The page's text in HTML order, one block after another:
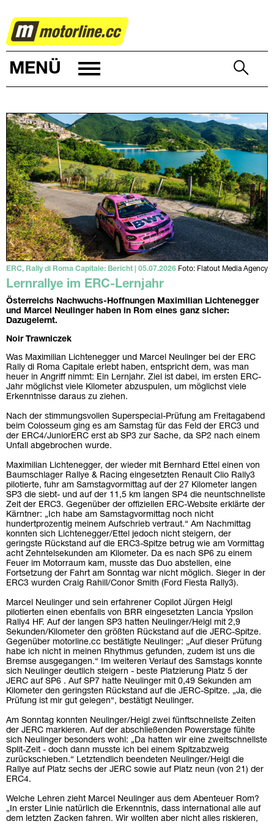
RALLYE
MENÜ
Foto: Flatout Media Agency
ERC, Rally di Roma Capitale: Bericht | 05.07.2026
Lernrallye im ERC-Lernjahr
Österreichs Nachwuchs-Hoffnungen Maximilian Lichtenegger
und Marcel Neulinger haben in Rom eines ganz sicher:
Dazugelernt.
Noir Trawniczek
Was Maximilian Lichtenegger und Marcel Neulinger bei der ERC
Rally di Roma Capitale erlebt haben, entspricht dem, was man
heuer in Angriff nimmt: Ein Lernjahr. Ziel ist dabei, im ersten ERC-
Jahr möglichst viele Kilometer abzuspulen, um möglichst viele
Erkenntnisse daraus zu ziehen.
Nach der stimmungsvollen Superspecial-Prüfung am Freitagabend
beim Colosseum ging es am Samstag für das Feld der ERC3 und
der ERC4/JuniorERC erst ab SP3 zur Sache, da SP2 nach einem
Unfall abgebrochen wurde.
Maximilian Lichtenegger, der wieder mit Bernhard Ettel einen von
Baumschlager Rallye & Racing eingesetzten Renault Clio Rally3
pilotierte, fuhr am Samstagvormittag auf der 27 Kilometer langen
SP3 die siebt- und auf der 11,5 km langen SP4 die neuntschnellste
Zeit der ERC3. Gegenüber der offiziellen ERC-Website erklärte der
Kärntner: „Ich habe am Samstagvormittag noch nicht
hundertprozentig meinem Aufschrieb vertraut.“ Am Nachmittag
konnten sich Lichtenegger/Ettel jedoch nicht steigern, der
geringste Rückstand auf die ERC3-Spitze betrug wie am Vormittag
acht Zehntelsekunden am Kilometer. Da es nach SP6 zu einem
Feuer im Motorraum kam, musste das Duo abstellen, eine
Fortsetzung der Fahrt am Sonntag war nicht möglich. Sieger in der
ERC3 wurden Craig Rahill/Conor Smith (Ford Fiesta Rally3).
Marcel Neulinger und sein erfahrener Copilot Jürgen Heigl
pilotierten einen ebenfalls von BRR eingesetzten Lancia Ypsilon
Rally4 HF. Auf der langen SP3 hatten Neulinger/Heigl mit 2,9
Sekunden/Kilometer den größten Rückstand auf die JERC-Spitze.
Gegenüber motorline.cc bestätigte Neulinger: „Auf dieser Prüfung
habe ich nicht in meinen Rhythmus gefunden, zudem ist uns die
Bremse ausgegangen.“ Im weiteren Verlauf des Samstags konnte
sich Neulinger deutlich steigern - beste Platzierung Platz 5 der
JERC auf SP6 . Auf SP7 hatte Neulinger mit 0,49 Sekunden am
Kilometer den geringsten Rückstand auf die JERC-Spitze. „Ja, die
Prüfung ist mir gut gelegen“, bestätigt Neulinger.
Am Sonntag konnten Neulinger/Heigl zwei fünftschnellste Zeiten
der JERC markieren. Auf der abschließenden Powerstage fühlte
sich Neulinger besonders wohl: „Da hatten wir eine zweitschnellste
Split-Zeit - doch dann musste ich bei einem Spitzabzweig
zurückschieben.“ Letztendlich beendeten Neulinger/Heigl die
Rallye auf Platz sechs der JERC sowie auf Platz neun (von 21) der
ERC4.
Welche Lehren zieht Marcel Neulinger aus dem Abenteuer Rom?
„In erster Linie natürlich die Erkenntnis, dass international alle auf
dem letzten Zacken fahren. Wir wollten aber nicht alles riskieren,